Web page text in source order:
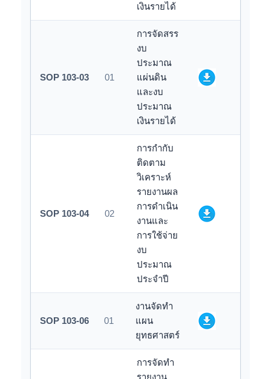
เงินรายได้
SOP 103-03 01
การจัดสรร
งบ
ประมาณ
แผ่นดิน
และงบ
ประมาณ
เงินรายได้
SOP 103-04 02
การกำกับ
ติดตาม
วิเคราะห์
รายงานผล
การดำเนิน
งานและ
การใช้จ่าย
งบ
ประมาณ
ประจำปี
SOP 103-06 01
งานจัดทำ
แผน
ยุทธศาสตร์
การจัดทำ
รายงาน